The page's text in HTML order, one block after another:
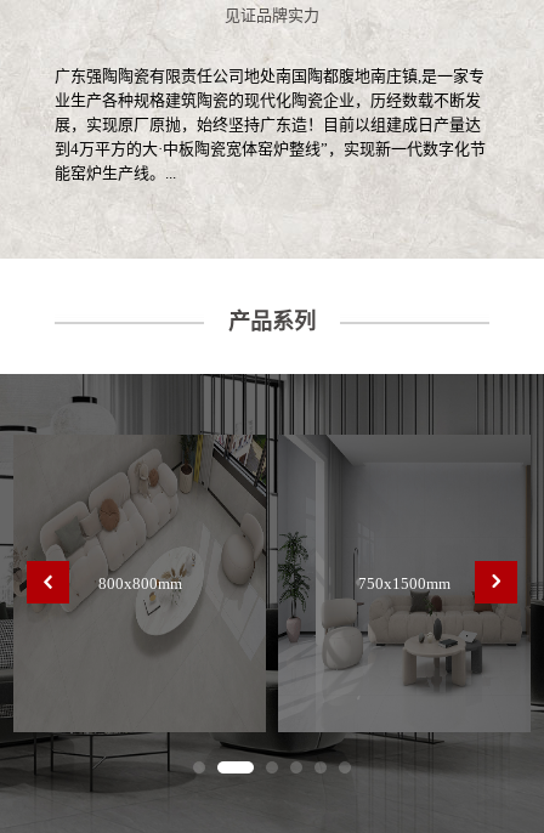
见证品牌实力
广东强陶陶瓷有限责任公司地处南国陶都腹地南庄镇,是一家专
业生产各种规格建筑陶瓷的现代化陶瓷企业，历经数载不断发
展，实现原厂原抛，始终坚持广东造！目前以组建成日产量达
到4万平方的大·中板陶瓷宽体窑炉整线”，实现新一代数字化节
能窑炉生产线。...
产品系列
800x800mm 750x1500mm